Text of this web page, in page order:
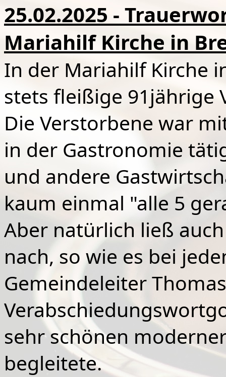
25.02.2025 -
Mariahilf Kirche in
In der Mariahilf Kirche
stets fleißige 91jährige
Die Verstorbene war
in der Gastronomie
und andere
kaum einmal "alle 5
Aber natürlich ließ
nach, so wie es bei
Gemeindeleiter
sehr schönen
begleitete.